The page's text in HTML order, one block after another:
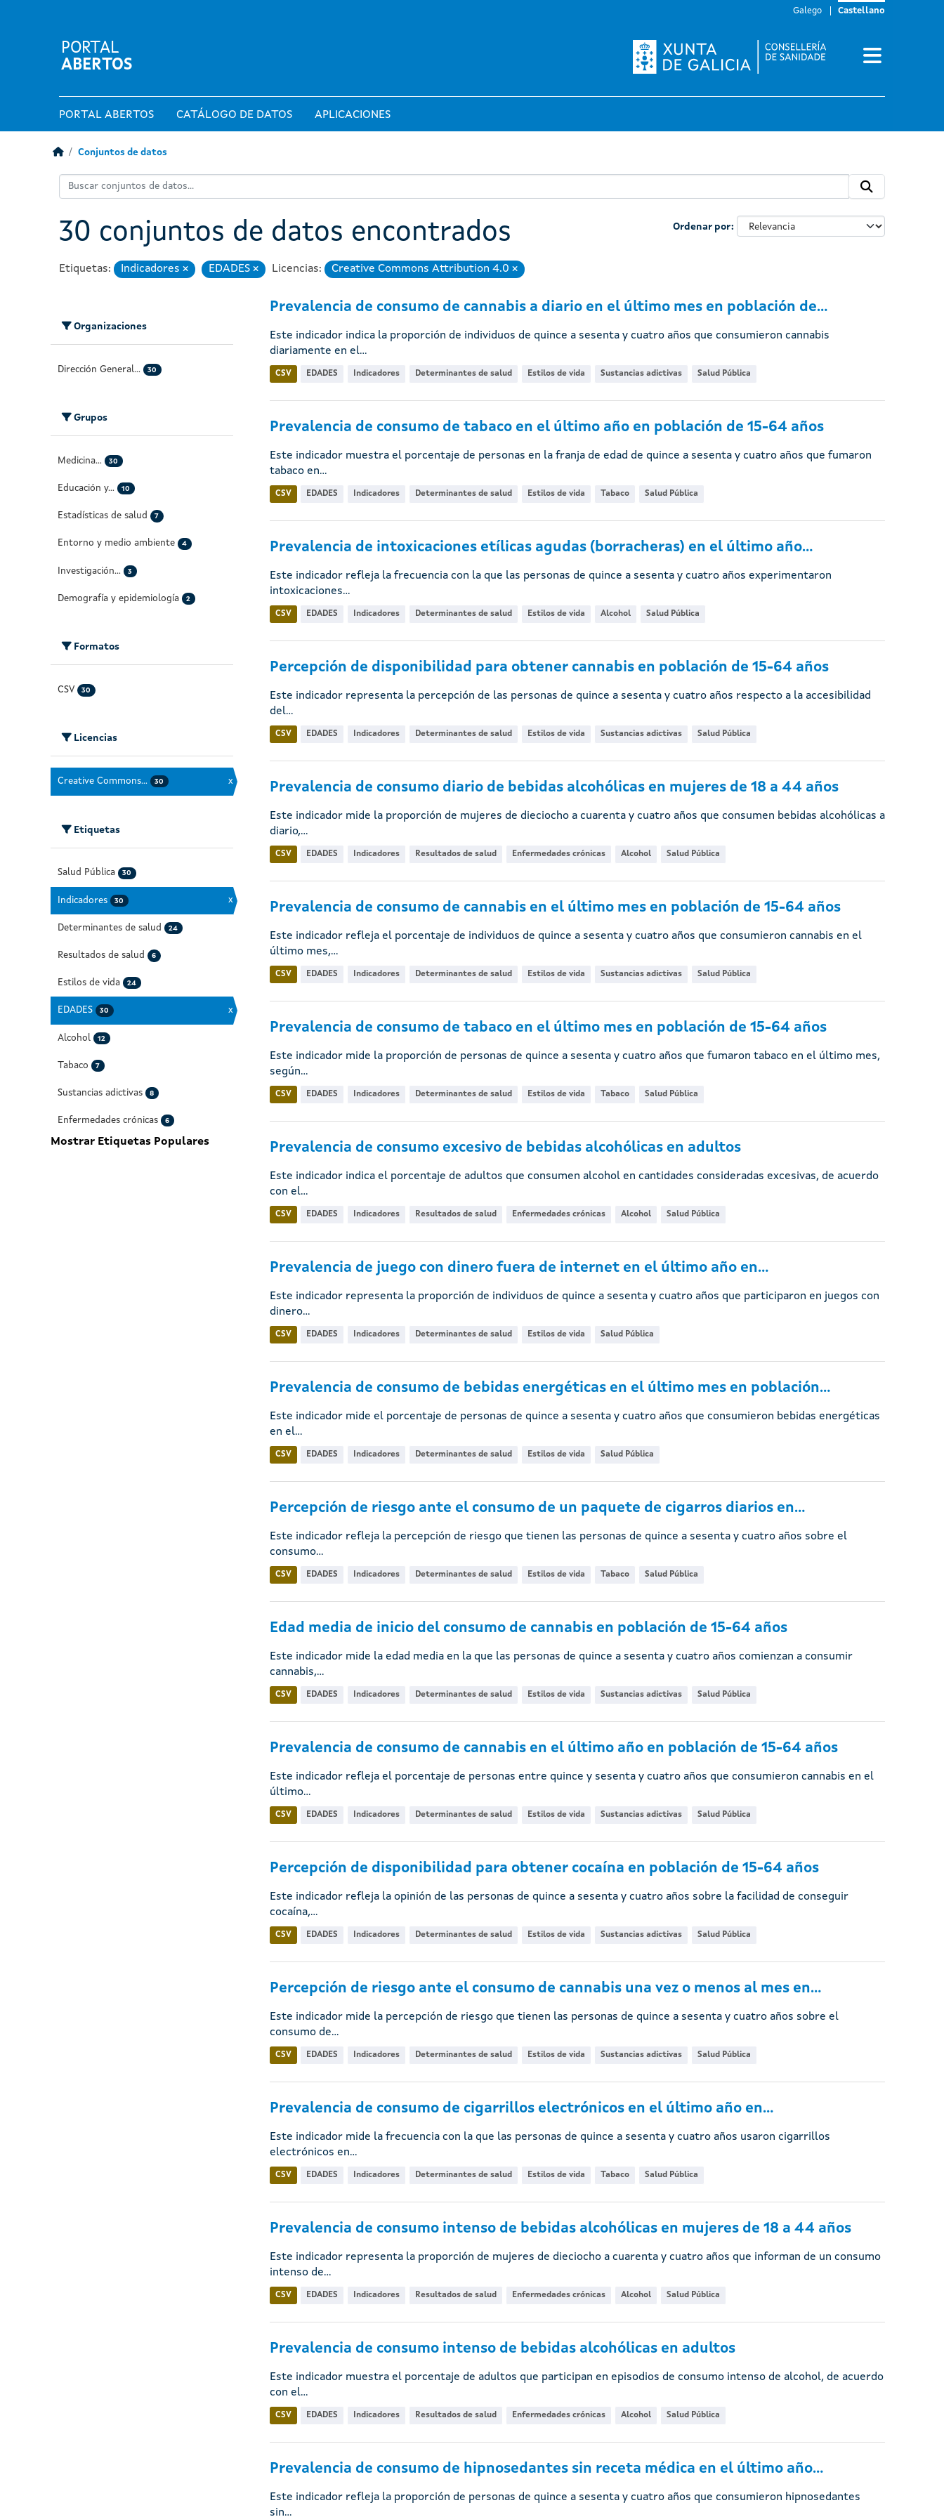
Galego Castellano
PORTAL
ABERTOS
PORTAL ABERTOS CATÁLOGO DE DATOS APLICACIONES
Conjuntos de datos
Ordenar por
30 conjuntos de datos encontrados
Etiquetas: Indicadores EliminarEDADES EliminarLicencias: Creative Commons Attribution 4.0 Eliminar
Organizaciones
Dirección General... 30
Grupos
Medicina... 30
Educación y... 10
Estadísticas de salud 7
Entorno y medio ambiente 4
Investigación... 3
Demografía y epidemiología 2
Formatos
CSV 30
Licencias
Creative Commons... 30 x
Etiquetas
Salud Pública 30
Indicadores 30 x
Determinantes de salud 24
Resultados de salud 6
Estilos de vida 24
EDADES 30 x
Alcohol 12
Tabaco 7
Sustancias adictivas 8
Enfermedades crónicas 6
Mostrar Etiquetas Populares
Prevalencia de consumo de cannabis a diario en el último mes en población de...
Este indicador indica la proporción de individuos de quince a sesenta y cuatro años que consumieron cannabis
diariamente en el...
CSV EDADES Indicadores Determinantes de salud Estilos de vida Sustancias adictivas Salud Pública
Prevalencia de consumo de tabaco en el último año en población de 15-64 años
Este indicador muestra el porcentaje de personas en la franja de edad de quince a sesenta y cuatro años que fumaron
tabaco en...
CSV EDADES Indicadores Determinantes de salud Estilos de vida Tabaco Salud Pública
Prevalencia de intoxicaciones etílicas agudas (borracheras) en el último año...
Este indicador refleja la frecuencia con la que las personas de quince a sesenta y cuatro años experimentaron
intoxicaciones...
CSV EDADES Indicadores Determinantes de salud Estilos de vida Alcohol Salud Pública
Percepción de disponibilidad para obtener cannabis en población de 15-64 años
Este indicador representa la percepción de las personas de quince a sesenta y cuatro años respecto a la accesibilidad
del...
CSV EDADES Indicadores Determinantes de salud Estilos de vida Sustancias adictivas Salud Pública
Prevalencia de consumo diario de bebidas alcohólicas en mujeres de 18 a 44 años
Este indicador mide la proporción de mujeres de dieciocho a cuarenta y cuatro años que consumen bebidas alcohólicas a
diario,...
CSV EDADES Indicadores Resultados de salud Enfermedades crónicas Alcohol Salud Pública
Prevalencia de consumo de cannabis en el último mes en población de 15-64 años
Este indicador refleja el porcentaje de individuos de quince a sesenta y cuatro años que consumieron cannabis en el
último mes,...
CSV EDADES Indicadores Determinantes de salud Estilos de vida Sustancias adictivas Salud Pública
Prevalencia de consumo de tabaco en el último mes en población de 15-64 años
Este indicador mide la proporción de personas de quince a sesenta y cuatro años que fumaron tabaco en el último mes,
según...
CSV EDADES Indicadores Determinantes de salud Estilos de vida Tabaco Salud Pública
Prevalencia de consumo excesivo de bebidas alcohólicas en adultos
Este indicador indica el porcentaje de adultos que consumen alcohol en cantidades consideradas excesivas, de acuerdo
con el...
CSV EDADES Indicadores Resultados de salud Enfermedades crónicas Alcohol Salud Pública
Prevalencia de juego con dinero fuera de internet en el último año en...
Este indicador representa la proporción de individuos de quince a sesenta y cuatro años que participaron en juegos con
dinero...
CSV EDADES Indicadores Determinantes de salud Estilos de vida Salud Pública
Prevalencia de consumo de bebidas energéticas en el último mes en población...
Este indicador mide el porcentaje de personas de quince a sesenta y cuatro años que consumieron bebidas energéticas
en el...
CSV EDADES Indicadores Determinantes de salud Estilos de vida Salud Pública
Percepción de riesgo ante el consumo de un paquete de cigarros diarios en...
Este indicador refleja la percepción de riesgo que tienen las personas de quince a sesenta y cuatro años sobre el
consumo...
CSV EDADES Indicadores Determinantes de salud Estilos de vida Tabaco Salud Pública
Edad media de inicio del consumo de cannabis en población de 15-64 años
Este indicador mide la edad media en la que las personas de quince a sesenta y cuatro años comienzan a consumir
cannabis,...
CSV EDADES Indicadores Determinantes de salud Estilos de vida Sustancias adictivas Salud Pública
Prevalencia de consumo de cannabis en el último año en población de 15-64 años
Este indicador refleja el porcentaje de personas entre quince y sesenta y cuatro años que consumieron cannabis en el
último...
CSV EDADES Indicadores Determinantes de salud Estilos de vida Sustancias adictivas Salud Pública
Percepción de disponibilidad para obtener cocaína en población de 15-64 años
Este indicador refleja la opinión de las personas de quince a sesenta y cuatro años sobre la facilidad de conseguir
cocaína,...
CSV EDADES Indicadores Determinantes de salud Estilos de vida Sustancias adictivas Salud Pública
Percepción de riesgo ante el consumo de cannabis una vez o menos al mes en...
Este indicador mide la percepción de riesgo que tienen las personas de quince a sesenta y cuatro años sobre el
consumo de...
CSV EDADES Indicadores Determinantes de salud Estilos de vida Sustancias adictivas Salud Pública
Prevalencia de consumo de cigarrillos electrónicos en el último año en...
Este indicador mide la frecuencia con la que las personas de quince a sesenta y cuatro años usaron cigarrillos
electrónicos en...
CSV EDADES Indicadores Determinantes de salud Estilos de vida Tabaco Salud Pública
Prevalencia de consumo intenso de bebidas alcohólicas en mujeres de 18 a 44 años
Este indicador representa la proporción de mujeres de dieciocho a cuarenta y cuatro años que informan de un consumo
intenso de...
CSV EDADES Indicadores Resultados de salud Enfermedades crónicas Alcohol Salud Pública
Prevalencia de consumo intenso de bebidas alcohólicas en adultos
Este indicador muestra el porcentaje de adultos que participan en episodios de consumo intenso de alcohol, de acuerdo
con el...
CSV EDADES Indicadores Resultados de salud Enfermedades crónicas Alcohol Salud Pública
Prevalencia de consumo de hipnosedantes sin receta médica en el último año...
Este indicador refleja la proporción de personas de quince a sesenta y cuatro años que consumieron hipnosedantes
sin...